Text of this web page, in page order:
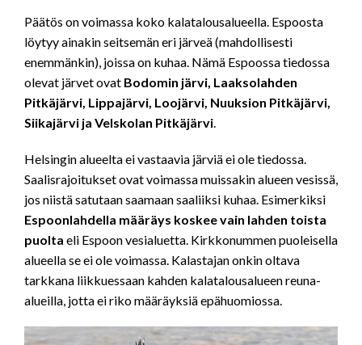
Päätös on voimassa koko kalatalousalueella. Espoosta
löytyy ainakin seitsemän eri järveä (mahdollisesti
enemmänkin), joissa on kuhaa. Nämä Espoossa tiedossa
olevat järvet ovat Bodomin järvi, Laaksolahden
Pitkäjärvi, Lippajärvi, Loojärvi, Nuuksion Pitkäjärvi,
Siikajärvi ja Velskolan Pitkäjärvi.
Helsingin alueelta ei vastaavia järviä ei ole tiedossa.
Saalisrajoitukset ovat voimassa muissakin alueen vesissä,
jos niistä satutaan saamaan saaliiksi kuhaa. Esimerkiksi
Espoonlahdella määräys koskee vain lahden toista
puolta eli Espoon vesialuetta. Kirkkonummen puoleisella
alueella se ei ole voimassa. Kalastajan onkin oltava
tarkkana liikkuessaan kahden kalatalousalueen reuna-
alueilla, jotta ei riko määräyksiä epähuomiossa.